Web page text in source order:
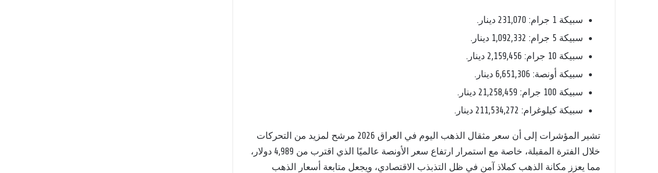
سبيكة 1 جرام: 231,070 دينار.
سبيكة 5 جرام: 1,092,332 دينار.
سبيكة 10 جرام: 2,159,456 دينار.
سبيكة أونصة: 6,651,306 دينار.
سبيكة 100 جرام: 21,258,459 دينار.
سبيكة كيلوغرام: 211,534,272 دينار.
تشير المؤشرات إلى أن سعر مثقال الذهب اليوم في العراق 2026 مرشح لمزيد من التحركات
خلال الفترة المقبلة، خاصة مع استمرار ارتفاع سعر الأونصة عالميًا الذي اقترب من 4,989 دولار،
مما يعزز مكانة الذهب كملاذ آمن في ظل التذبذب الاقتصادي، ويجعل متابعة أسعار الذهب